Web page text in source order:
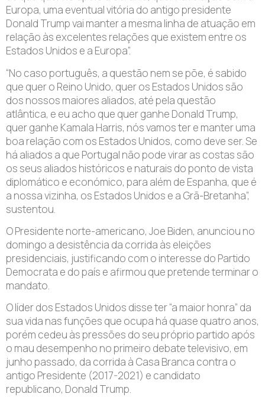
Europa, uma eventual vitória do antigo presidente
Donald Trump vai manter a mesma linha de atuação em
relação às excelentes relações que existem entre os
Estados Unidos e a Europa”.
“No caso português, a questão nem se põe, é sabido
que quer o Reino Unido, quer os Estados Unidos são
dos nossos maiores aliados, até pela questão
atlântica, e eu acho que quer ganhe Donald Trump,
quer ganhe Kamala Harris, nós vamos ter e manter uma
boa relação com os Estados Unidos, como deve ser. Se
há aliados a que Portugal não pode virar as costas são
os seus aliados históricos e naturais do ponto de vista
diplomático e económico, para além de Espanha, que é
a nossa vizinha, os Estados Unidos e a Grã-Bretanha”,
sustentou.
O Presidente norte-americano, Joe Biden, anunciou no
domingo a desistência da corrida às eleições
presidenciais, justificando com o interesse do Partido
Democrata e do país e afirmou que pretende terminar o
mandato.
O líder dos Estados Unidos disse ter “a maior honra” da
sua vida nas funções que ocupa há quase quatro anos,
porém cedeu às pressões do seu próprio partido após
o mau desempenho no primeiro debate televisivo, em
junho passado, da corrida à Casa Branca contra o
antigo Presidente (2017-2021) e candidato
republicano, Donald Trump.